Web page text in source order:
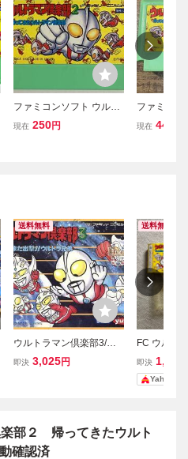
ファミコンソフト ウルト
ラマン倶楽部2 帰ってき
現在 250円
ファミコ
ン倶楽部2
現在 440
送料無料
ウルトラマン倶楽部3/フ
ァミコン
即決 3,025円
送料無料
FC ウルト
帰ってきた
倶楽部 フ
箱説付き
即決 1,600
Yahoo!フ
楽部２ 帰ってきたウルト
確認済